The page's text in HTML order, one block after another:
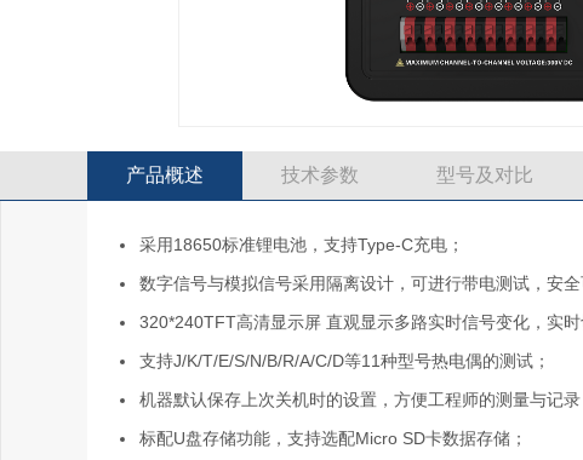
产品概述 技术参数 型号及对比
采用18650标准锂电池，支持Type-C充电；
数字信号与模拟信号采用隔离设计，可进行带电测试，安全
320*240TFT高清显示屏 直观显示多路实时信号变化，实时
支持J/K/T/E/S/N/B/R/A/C/D等11种型号热电偶的测试；
机器默认保存上次关机时的设置，方便工程师的测量与记录
标配U盘存储功能，支持选配Micro SD卡数据存储；